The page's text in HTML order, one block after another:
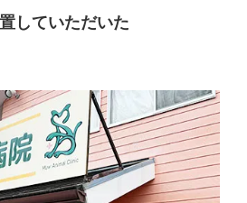
していただいた